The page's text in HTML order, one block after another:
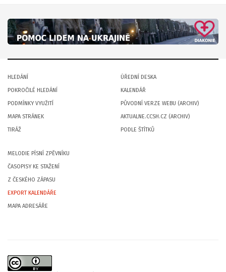
HLEDÁNÍ
POKROČILÉ HLEDÁNÍ
PODMÍNKY VYUŽITÍ
MAPA STRÁNEK
TIRÁŽ
ÚŘEDNÍ DESKA
KALENDÁŘ
PŮVODNÍ VERZE WEBU (ARCHIV)
AKTUALNE.CCSH.CZ (ARCHIV)
PODLE ŠTÍTKŮ
MELODIE PÍSNÍ ZPĚVNÍKU
ČASOPISY KE STAŽENÍ
Z ČESKÉHO ZÁPASU
EXPORT KALENDÁŘE
MAPA ADRESÁŘE